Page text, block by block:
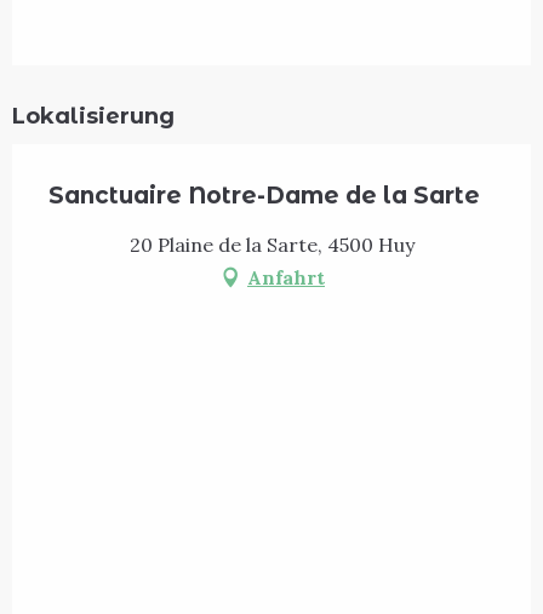
Lokalisierung
Sanctuaire Notre-Dame de la Sarte
20 Plaine de la Sarte, 4500 Huy
Anfahrt